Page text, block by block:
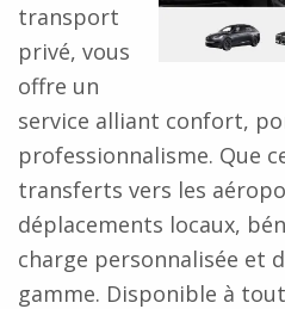
transport
privé, vous
offre un
service alliant confort,
professionnalisme. Que
transferts vers les
déplacements locaux,
charge personnalisée et
gamme. Disponible à